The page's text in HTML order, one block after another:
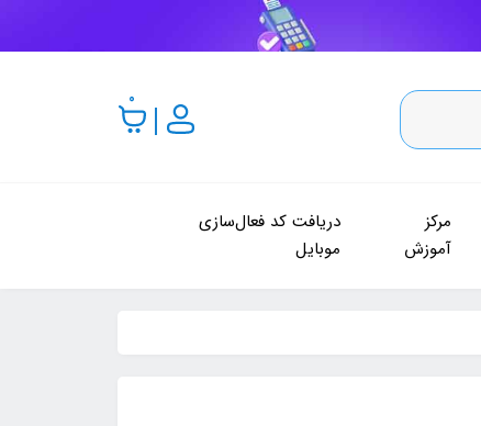
0
مرکز
آموزش
دریافت کد فعال‌سازی
موبایل